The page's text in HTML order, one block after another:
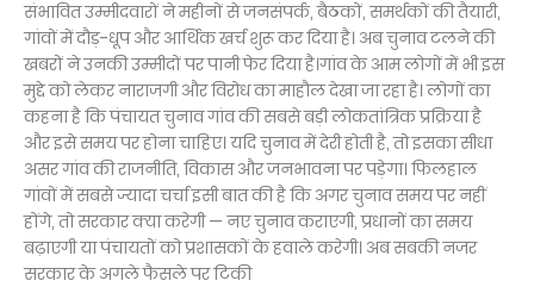
संभावित उम्मीदवारों ने महीनों से जनसंपर्क, बैठकों, समर्थकों की तैयारी,
गांवों में दौड़-धूप और आर्थिक खर्च शुरू कर दिया है। अब चुनाव टलने की
खबरों ने उनकी उम्मीदों पर पानी फेर दिया है।गांव के आम लोगों में भी इस
मुद्दे को लेकर नाराजगी और विरोध का माहौल देखा जा रहा है। लोगों का
कहना है कि पंचायत चुनाव गांव की सबसे बड़ी लोकतांत्रिक प्रक्रिया है
और इसे समय पर होना चाहिए। यदि चुनाव में देरी होती है, तो इसका सीधा
असर गांव की राजनीति, विकास और जनभावना पर पड़ेगा। फिलहाल
गांवों में सबसे ज्यादा चर्चा इसी बात की है कि अगर चुनाव समय पर नहीं
होंगे, तो सरकार क्या करेगी — नए चुनाव कराएगी, प्रधानों का समय
बढ़ाएगी या पंचायतों को प्रशासकों के हवाले करेगी। अब सबकी नजर
सरकार के अगले फैसले पर टिकी